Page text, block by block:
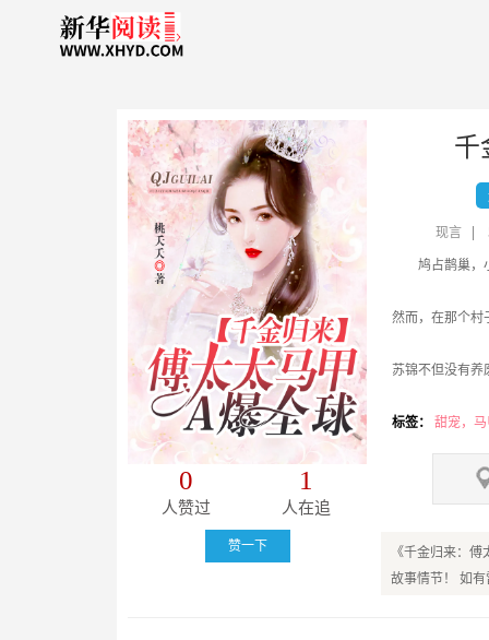
0
人赞过
1
人在追
赞一下
千
现言
然而，在那个村
苏锦不但没有养
江城第一名媛，最
京城第一才女
标签： 甜宠，
《千金归来：
故事情节！ 如